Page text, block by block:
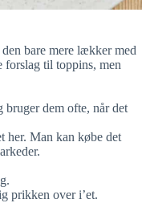
bare mere lækker med
forslag til toppins, men
dem ofte, når det
her. Man kan købe det
prikken over i’et.